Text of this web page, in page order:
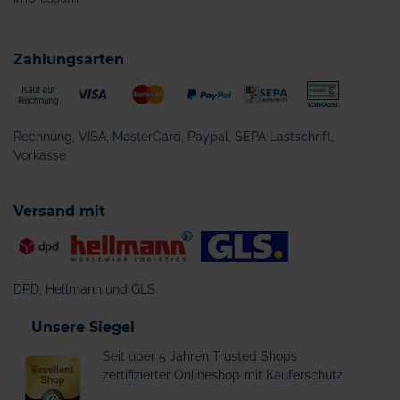
Zahlungsarten
Rechnung, VISA, MasterCard, Paypal, SEPA Lastschrift,
Vorkasse
Versand mit
DPD, Hellmann und GLS
Unsere Siegel
Seit über 5 Jahren Trusted Shops
zertifizierter Onlineshop mit Käuferschutz